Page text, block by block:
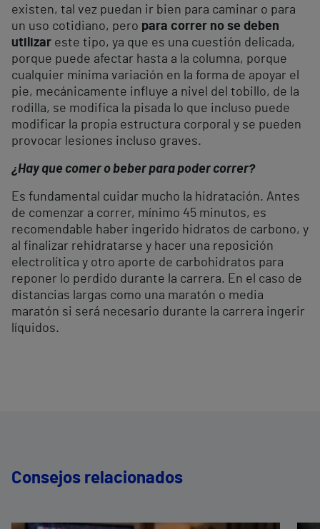
existen, tal vez puedan ir bien para caminar o para
un uso cotidiano, pero para correr no se deben
utilizar este tipo, ya que es una cuestión delicada,
porque puede afectar hasta a la columna, porque
cualquier mínima variación en la forma de apoyar el
pie, mecánicamente influye a nivel del tobillo, de la
rodilla, se modifica la pisada lo que incluso puede
modificar la propia estructura corporal y se pueden
provocar lesiones incluso graves.
¿Hay que comer o beber para poder correr?
Es fundamental cuidar mucho la hidratación. Antes
de comenzar a correr, mínimo 45 minutos, es
recomendable haber ingerido hidratos de carbono, y
al finalizar rehidratarse y hacer una reposición
electrolítica y otro aporte de carbohidratos para
reponer lo perdido durante la carrera. En el caso de
distancias largas como una maratón o media
maratón si será necesario durante la carrera ingerir
líquidos.
Consejos relacionados